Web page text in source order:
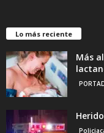
Lo más reciente
Más